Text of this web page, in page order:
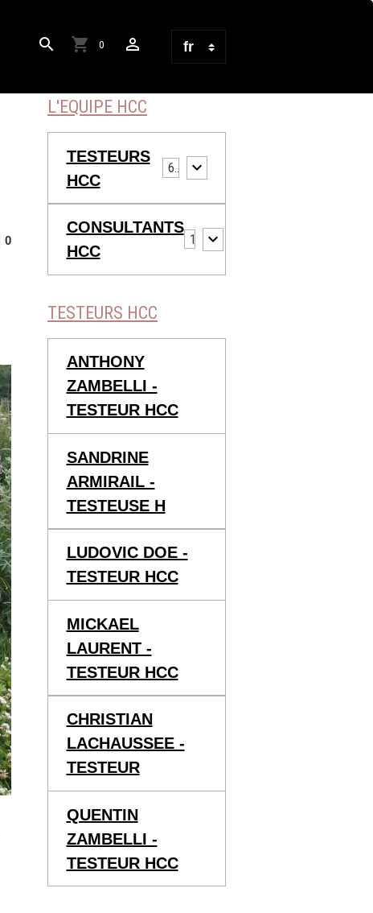
0
0
L'EQUIPE HCC
TESTEURS
HCC
6
CONSULTANTS
HCC
13
TESTEURS HCC
ANTHONY
ZAMBELLI -
TESTEUR HCC
SANDRINE
ARMIRAIL -
TESTEUSE H
LUDOVIC DOE -
TESTEUR HCC
MICKAEL
LAURENT -
TESTEUR HCC
CHRISTIAN
LACHAUSSEE -
TESTEUR
QUENTIN
ZAMBELLI -
TESTEUR HCC